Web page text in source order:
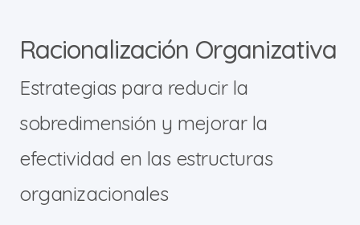
Racionalización Organizativa
Estrategias para reducir la
sobredimensión y mejorar la
efectividad en las estructuras
organizacionales